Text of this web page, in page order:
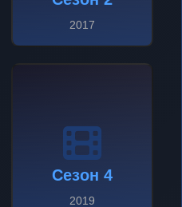
2017
Сезон 4
2019